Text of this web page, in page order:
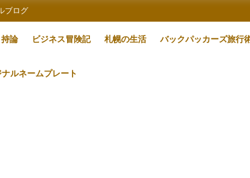
ブログ
持論 ビジネス冒険記 札幌の生活 バックパッカーズ旅行
ナルネームプレート